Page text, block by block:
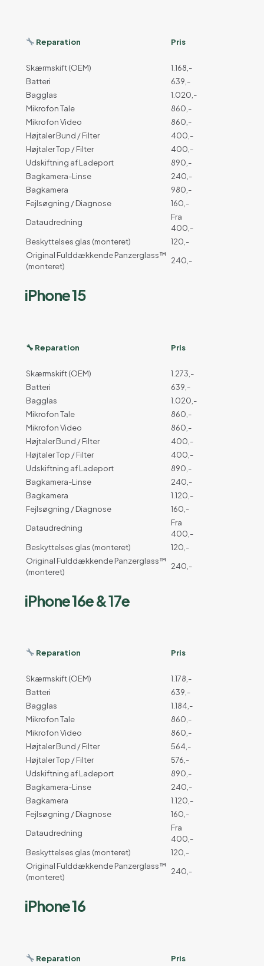
Reparation Pris
Skærmskift (OEM)
1.168,-
Batteri
639,-
Bagglas
1.020,-
Mikrofon Tale
860,-
Mikrofon Video
860,-
Højtaler Bund / Filter
400,-
Højtaler Top / Filter
400,-
Udskiftning af Ladeport
890,-
Bagkamera-Linse
240,-
Bagkamera
980,-
Fejlsøgning / Diagnose
160,-
Dataudredning
Fra
400,-
Beskyttelses glas (monteret)
120,-
Original Fulddækkende Panzerglass™
(monteret)
240,-
iPhone 15
🔧 Reparation Pris
Skærmskift (OEM)
1.273,-
Batteri
639,-
Bagglas
1.020,-
Mikrofon Tale
860,-
Mikrofon Video
860,-
Højtaler Bund / Filter
400,-
Højtaler Top / Filter
400,-
Udskiftning af Ladeport
890,-
Bagkamera-Linse
240,-
Bagkamera
1.120,-
Fejlsøgning / Diagnose
160,-
Dataudredning
Fra
400,-
Beskyttelses glas (monteret)
120,-
Original Fulddækkende Panzerglass™
(monteret)
240,-
iPhone 16e & 17e
Reparation Pris
Skærmskift (OEM)
1.178,-
Batteri
639,-
Bagglas
1.184,-
Mikrofon Tale
860,-
Mikrofon Video
860,-
Højtaler Bund / Filter
564,-
Højtaler Top / Filter
576,-
Udskiftning af Ladeport
890,-
Bagkamera-Linse
240,-
Bagkamera
1.120,-
Fejlsøgning / Diagnose
160,-
Dataudredning
Fra
400,-
Beskyttelses glas (monteret)
120,-
Original Fulddækkende Panzerglass™
(monteret)
240,-
iPhone 16
Reparation Pris